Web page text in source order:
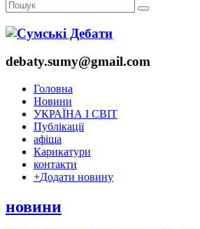
debaty.sumy@gmail.com
Головна
Новини
УКРАЇНА І СВІТ
Публікації
афіша
Карикатури
контакти
+Додати новину
новини